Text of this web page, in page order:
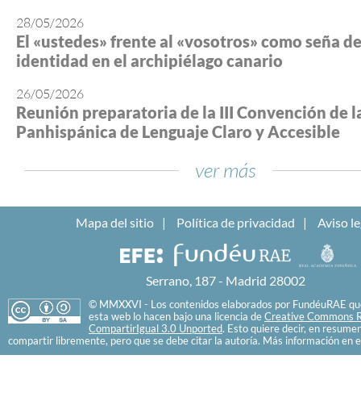
28/05/2026
El «ustedes» frente al «vosotros» como seña de
identidad en el archipiélago canario
26/05/2026
Reunión preparatoria de la III Convención de
Panhispánica de Lenguaje Claro y Accesible
ver más
Mapa del sitio Política de privacidad Aviso
Serrano, 187 - Madrid 28002
© MMXXVI - Los contenidos elaborados por FundéuRAE
esta web lo hacen bajo una licencia de Creative Commons
CompartirIgual 3.0 Unported. Esto quiere decir, en
compartir libremente, pero que se debe citar la autoría. Más información en